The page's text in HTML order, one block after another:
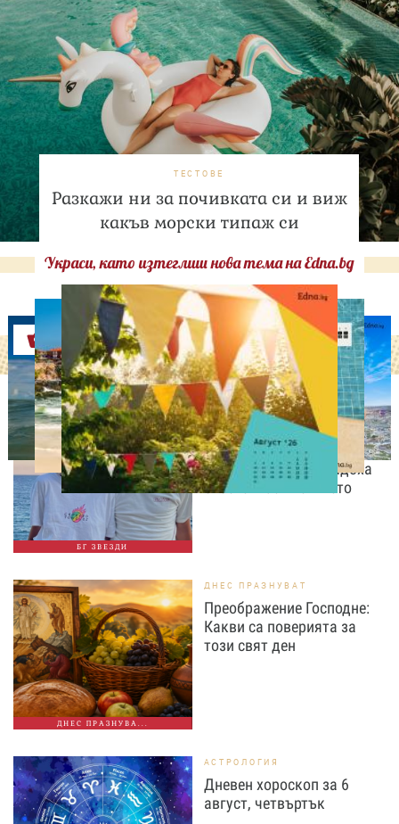
ТЕСТОВЕ
Разкажи ни за почивката си и виж
какъв морски типаж си
Украси, като изтеглиш нова тема на Edna.bg
Оферти
БГ ЗВЕЗДИ
СВОБОДНО ВРЕМЕ
„Тук сме най-щастливи“:
Радина Кърджилова и
Пламен Димов издадоха
своето любимо място
ДНЕС ПРАЗНУВА...
ДНЕС ПРАЗНУВАТ
Преображение Господне:
Какви са поверията за
този свят ден
АСТРОЛОГИЯ
Дневен хороскоп за 6
август, четвъртък